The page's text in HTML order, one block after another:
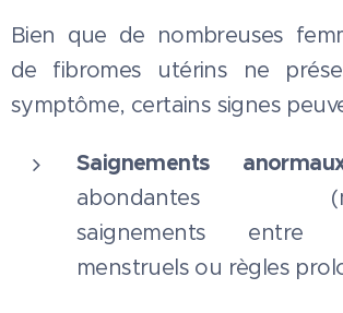
Bien que de nombreuses
de fibromes utérins ne
symptôme, certains signes
Saignements
abondantes
saignements entre
menstruels ou règles